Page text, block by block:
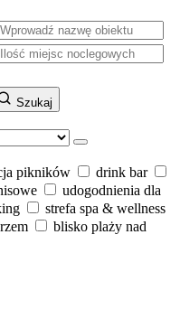
Szukaj
pikników
drink bar
udogodnienia dla
strefa spa & wellness
blisko plaży nad